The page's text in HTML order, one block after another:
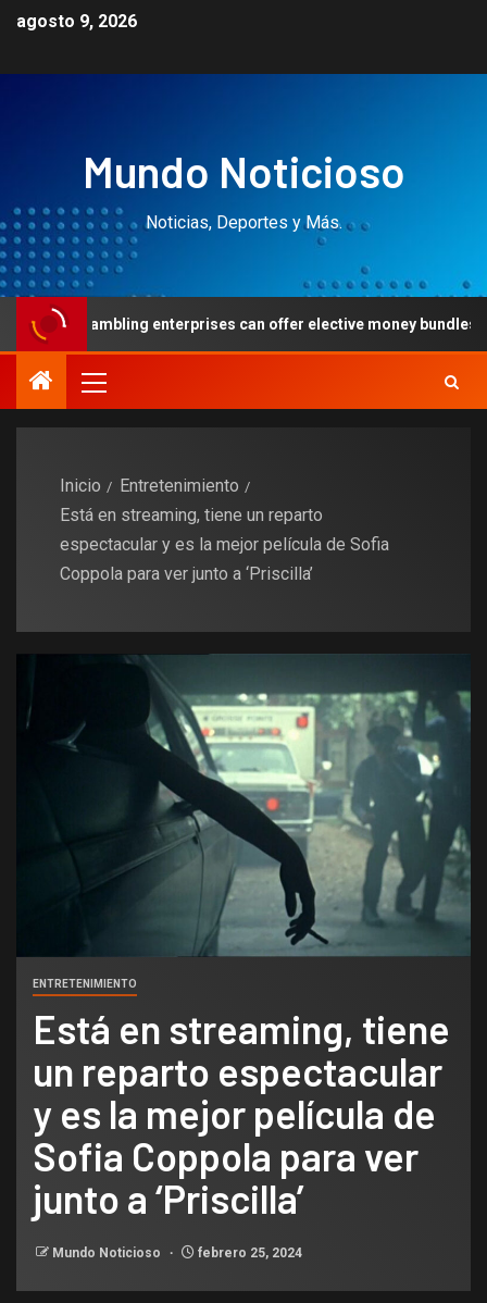
agosto 9, 2026
Mundo Noticioso
Noticias, Deportes y Más.
enterprises can offer elective money bundles doing $one
Inicio
Entretenimiento
Está en streaming, tiene un reparto
espectacular y es la mejor película de Sofia
Coppola para ver junto a ‘Priscilla’
ENTRETENIMIENTO
Está en streaming, tiene
un reparto espectacular
y es la mejor película de
Sofia Coppola para ver
junto a ‘Priscilla’
Mundo Noticioso febrero 25, 2024